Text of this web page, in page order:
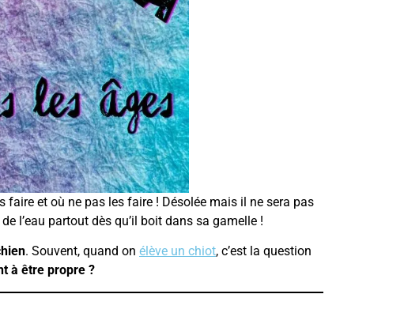
faire et où ne pas les faire ! Désolée mais il ne sera pas
l’eau partout dès qu’il boit dans sa gamelle !
. Souvent, quand on élève un chiot, c’est la question
à être propre ?